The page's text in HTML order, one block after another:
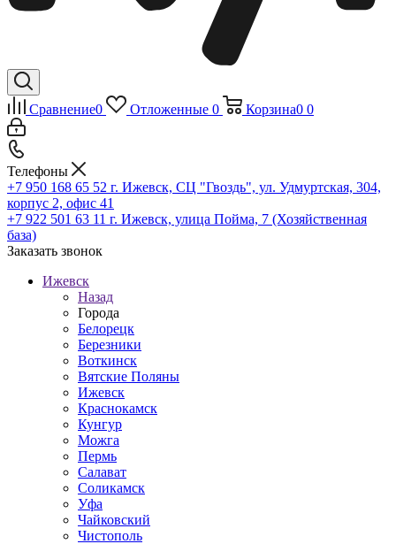
Сравнение0 Отложенные 0 Корзина0 0
Телефоны
+7 950 168 65 52 г. Ижевск, СЦ "Гвоздь", ул. Удмуртская, 304,
корпус 2, офис 41
+7 922 501 63 11 г. Ижевск, улица Пойма, 7 (Хозяйственная
база)
Заказать звонок
Ижевск
Назад
Города
Белорецк
Березники
Воткинск
Вятские Поляны
Ижевск
Краснокамск
Кунгур
Можга
Пермь
Салават
Соликамск
Уфа
Чайковский
Чистополь